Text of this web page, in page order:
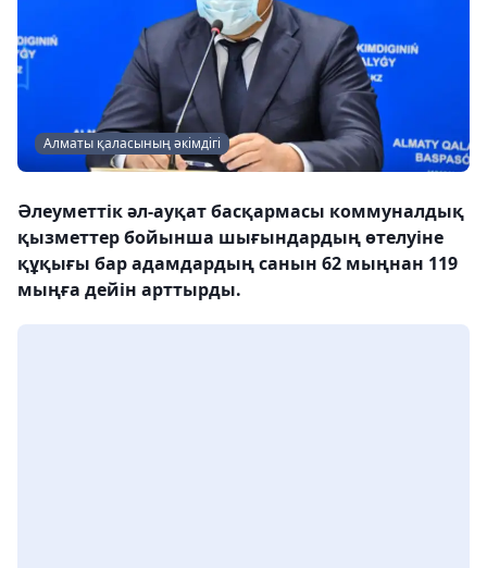
Алматы қаласының әкімдігі
Әлеуметтік әл-ауқат басқармасы коммуналдық
қызметтер бойынша шығындардың өтелуіне
құқығы бар адамдардың санын 62 мыңнан 119
мыңға дейін арттырды.